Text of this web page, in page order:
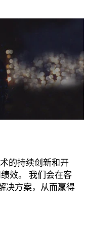
的持续创新和开
效。 我们会在客
决方案，从而赢得